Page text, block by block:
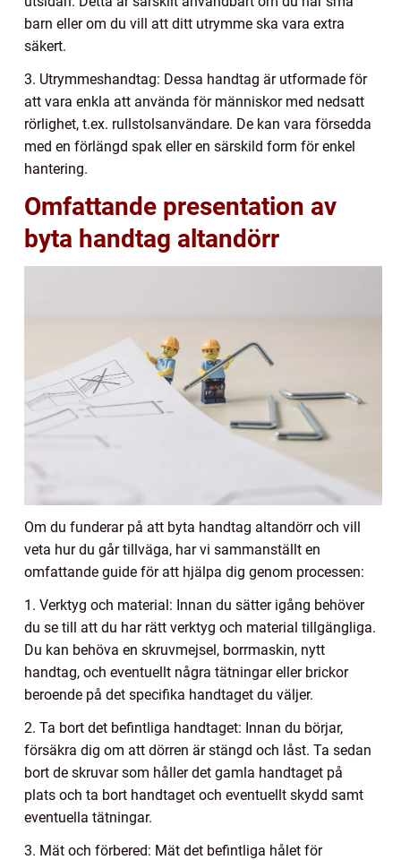
barn eller om du vill att ditt utrymme ska vara extra
säkert.
3. Utrymmeshandtag: Dessa handtag är utformade för
att vara enkla att använda för människor med nedsatt
rörlighet, t.ex. rullstolsanvändare. De kan vara försedda
med en förlängd spak eller en särskild form för enkel
hantering.
Omfattande presentation av
byta handtag altandörr
Om du funderar på att byta handtag altandörr och vill
veta hur du går tillväga, har vi sammanställt en
omfattande guide för att hjälpa dig genom processen:
1. Verktyg och material: Innan du sätter igång behöver
du se till att du har rätt verktyg och material tillgängliga.
Du kan behöva en skruvmejsel, borrmaskin, nytt
handtag, och eventuellt några tätningar eller brickor
beroende på det specifika handtaget du väljer.
2. Ta bort det befintliga handtaget: Innan du börjar,
försäkra dig om att dörren är stängd och låst. Ta sedan
bort de skruvar som håller det gamla handtaget på
plats och ta bort handtaget och eventuellt skydd samt
eventuella tätningar.
3. Mät och förbered: Mät det befintliga hålet för